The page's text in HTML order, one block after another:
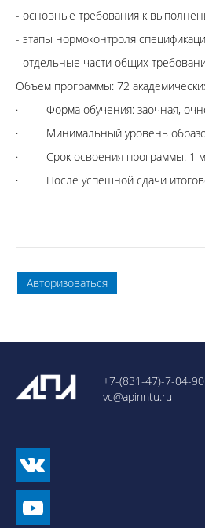
- основные требования к
- этапы нормоконтроля
- отдельные части общих
Объем программы: 72
· Форма обучения: заочная,
· Минимальный уровень
· Срок освоения программы: 1
· После успешной сдачи
Авторизоваться
+7-(831-47)-7-04-90
vc@apinntu.ru